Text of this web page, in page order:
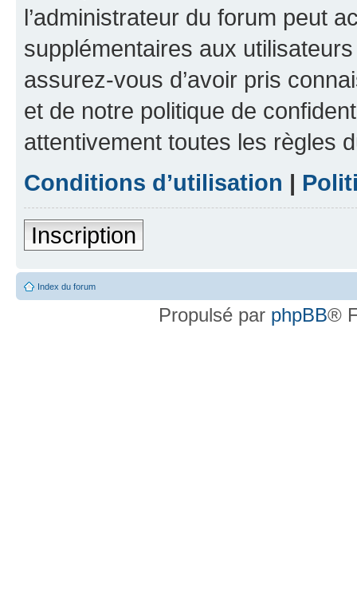
l’administrateur du forum peut
supplémentaires aux
assurez-vous d’avoir pris
et de notre politique de
attentivement toutes les règles
Conditions d’utilisation |
Inscription
Index du forum
Propulsé par phpBB®